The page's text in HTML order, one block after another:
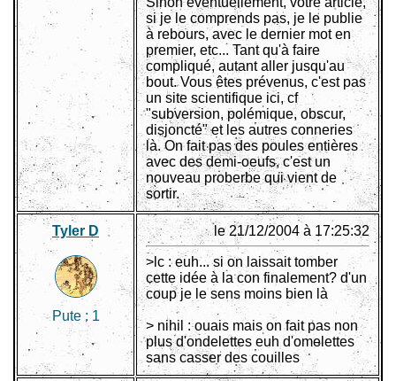
si je le comprends pas, je le publie
à rebours, avec le dernier mot en
premier, etc... Tant qu'à faire
compliqué, autant aller jusqu'au
bout. Vous êtes prévenus, c'est pas
un site scientifique ici, cf
"subversion, polémique, obscur,
disjoncté" et les autres conneries
là. On fait pas des poules entières
avec des demi-oeufs, c'est un
nouveau proberbe qui vient de
sortir.
Tyler D
Pute : 1
le 21/12/2004 à 17:25:32
>lc : euh... si on laissait tomber
cette idée à la con finalement? d'un
coup je le sens moins bien là
> nihil : ouais mais on fait pas non
plus d'ondelettes euh d'omelettes
sans casser des couilles